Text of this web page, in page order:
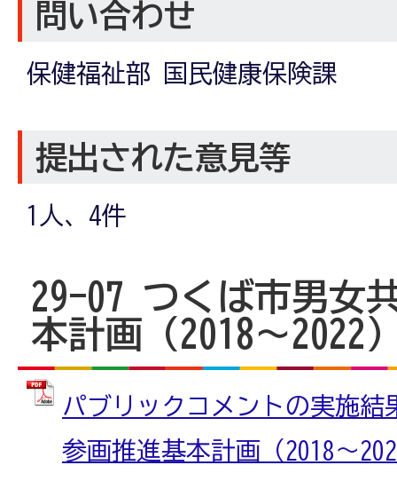
問い合わせ
保健福祉部 国民健康保険課
提出された意見等
1人、4件
29-07 つくば市男女
本計画（2018～2022
パブリックコメントの実施結
参画推進基本計画（2018～